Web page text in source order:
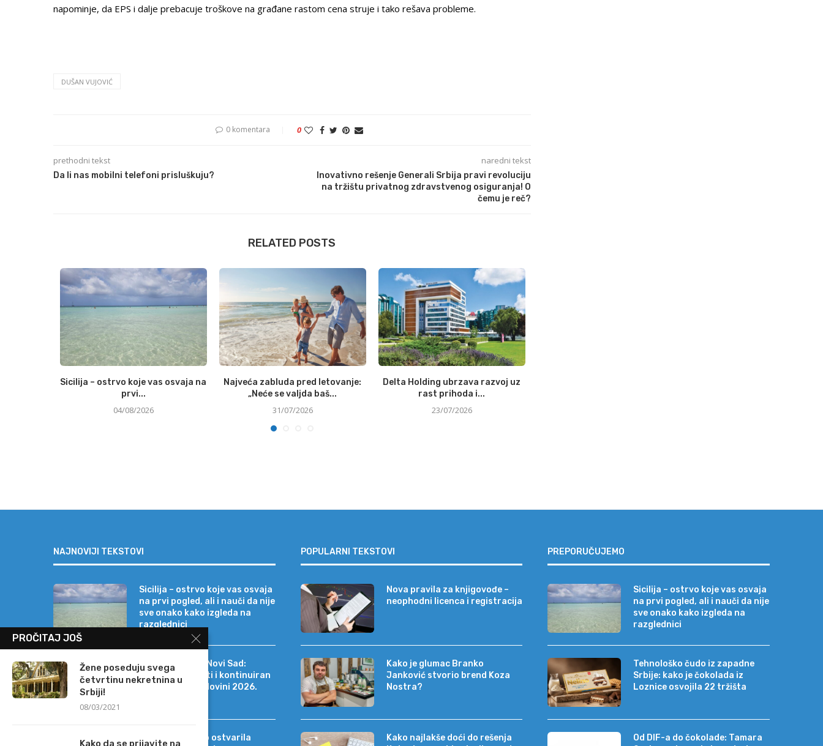
napominje, da EPS i dalje prebacuje troškove na građane rastom cena struje i tako rešava probleme.
DUŠAN VUJOVIĆ
0 komentara 0
prethodni tekst
Da li nas mobilni telefoni prisluškuju?
naredni tekst
Inovativno rešenje Generali Srbija pravi revoluciju
na tržištu privatnog zdravstvenog osiguranja! O
čemu je reč?
RELATED POSTS
Sicilija – ostrvo koje vas osvaja na
prvi...
04/08/2026
Najveća zabluda pred letovanje:
„Neće se valjda baš...
31/07/2026
Delta Holding ubrzava razvoj uz
rast prihoda i...
23/07/2026
NAJNOVIJI TEKSTOVI
Sicilija – ostrvo koje vas osvaja
na prvi pogled, ali i nauči da nije
sve onako kako izgleda na
razglednici
Erste Bank a.d. Novi Sad:
Stabilni rezultati i kontinuiran
rast i u prvoj polovini 2026.
Intesa Sanpaolo ostvarila
POPULARNI TEKSTOVI
Nova pravila za knjigovođe –
neophodni licenca i registracija
Kako je glumac Branko
Janković stvorio brend Koza
Nostra?
Kako najlakše doći do rešenja
PREPORUČUJEMO
Sicilija – ostrvo koje vas osvaja
na prvi pogled, ali i nauči da nije
sve onako kako izgleda na
razglednici
Tehnološko čudo iz zapadne
Srbije: kako je čokolada iz
Loznice osvojila 22 tržišta
Od DIF-a do čokolade: Tamara
PROČITAJ JOŠ
Žene poseduju svega
četvrtinu nekretnina u
Srbiji!
08/03/2021
Kako da se prijavite na